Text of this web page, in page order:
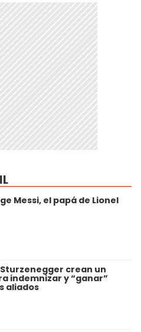
Messi, el papá de Lionel
crean un
indemnizar y “ganar”
aliados